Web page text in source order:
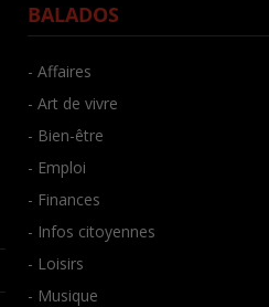
BALADOS
- Affaires
- Art de vivre
- Bien-être
- Emploi
- Finances
- Infos citoyennes
- Loisirs
- Musique